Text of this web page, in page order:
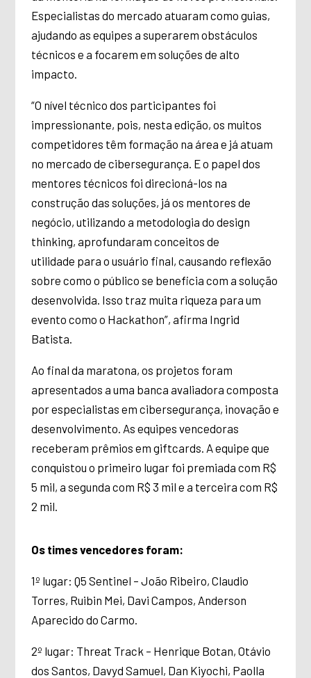
Especialistas do mercado atuaram como guias,
ajudando as equipes a superarem obstáculos
técnicos e a focarem em soluções de alto
impacto.
“O nível técnico dos participantes foi
impressionante, pois, nesta edição, os muitos
competidores têm formação na área e já atuam
no mercado de cibersegurança. E o papel dos
mentores técnicos foi direcioná-los na
construção das soluções, já os mentores de
negócio, utilizando a metodologia do design
thinking, aprofundaram conceitos de
utilidade para o usuário final, causando reflexão
sobre como o público se beneficia com a solução
desenvolvida. Isso traz muita riqueza para um
evento como o Hackathon”, afirma Ingrid
Batista.
Ao final da maratona, os projetos foram
apresentados a uma banca avaliadora composta
por especialistas em cibersegurança, inovação e
desenvolvimento. As equipes vencedoras
receberam prêmios em giftcards. A equipe que
conquistou o primeiro lugar foi premiada com R$
5 mil, a segunda com R$ 3 mil e a terceira com R$
2 mil.
Os times vencedores foram:
1º lugar: Q5 Sentinel – João Ribeiro, Claudio
Torres, Ruibin Mei, Davi Campos, Anderson
Aparecido do Carmo.
2º lugar: Threat Track – Henrique Botan, Otávio
dos Santos, Davyd Samuel, Dan Kiyochi, Paolla